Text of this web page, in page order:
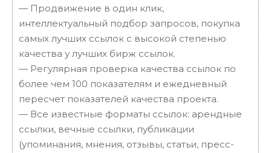
— Продвижение в один клик,
интеллектуальный подбор запросов, покупка
самых лучших ссылок с высокой степенью
качества у лучших бирж ссылок.
— Регулярная проверка качества ссылок по
более чем 100 показателям и ежедневный
пересчет показателей качества проекта.
— Все известные форматы ссылок: арендные
ссылки, вечные ссылки, публикации
(упоминания, мнения, отзывы, статьи, пресс-